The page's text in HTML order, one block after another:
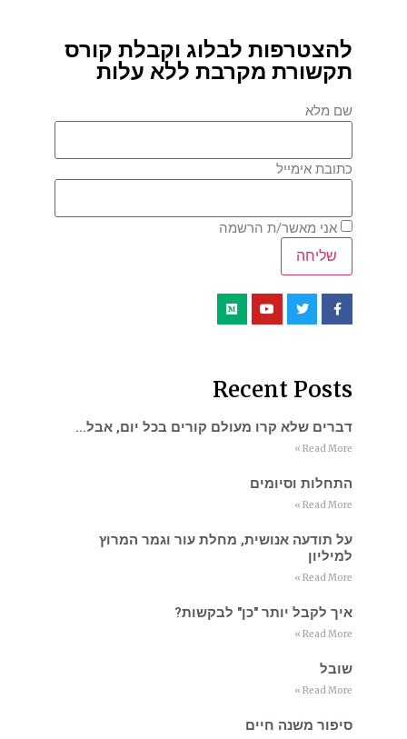
להצטרפות לבלוג וקבלת קורס
תקשורת מקרבת ללא עלות
שם מלא
כתובת אימייל
אני מאשר/ת הרשמה
Recent Posts
דברים שלא קרו מעולם קורים בכל יום, אבל…
Read More »
התחלות וסיומים
Read More »
על תודעה אנושית, מחלת עור וגמר המרוץ
למיליון
Read More »
איך לקבל יותר "כן" לבקשות?
Read More »
שובל
Read More »
סיפור משנה חיים